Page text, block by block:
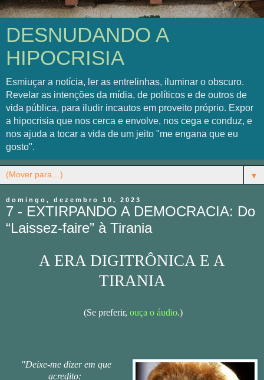
DESNUDANDO A
HIPOCRISIA
Esmiuçar a notícia, ler as entrelinhas, iluminar o obscuro.
Revelar as intenções da mídia, de políticos e de outros de
vida pública, para iludir incautos em proveito próprio. Expor
a hipocrisia que nos cerca e envolve, nos cega e conduz, e
nos ajuda a tocar a vida de um jeito "me engana que eu
gosto".
▼
domingo, dezembro 10, 2023
7 - EXTIRPANDO A DEMOCRACIA: Do
“Laissez-faire” à Tirania
A ERA DIGITRÔNICA E A
TIRANIA
(Se preferir, ouça o áudio.)
"Deixe-me dizer em que
acredito: